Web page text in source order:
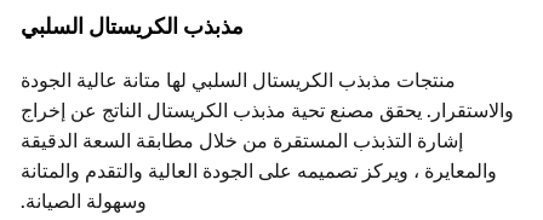
مذبذب الكريستال السلبي
منتجات مذبذب الكريستال السلبي لها متانة عالية الجودة
يحقق مصنع تحية مذبذب الكريستال الناتج عن إخراج
إشارة التذبذب المستقرة من خلال مطابقة السعة الدقيقة
، ويركز تصميمه على الجودة العالية والتقدم والمتانة
وسهولة الصيانة.